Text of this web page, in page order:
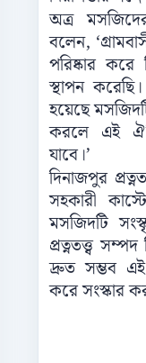
অত্র
বলেন,
পরিষ্কার
স্থাপন
হয়েছে
করলে এই
যাবে।’
দিনাজপুর
সহকারী
মসজিদটি
প্রত্নতত্ত্ব
দ্রুত সম্ভব এই
করে সংস্কার